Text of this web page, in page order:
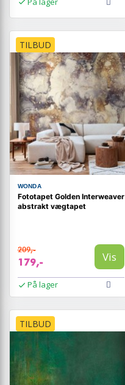
TILBUD
WONDA
Fototapet Golden Interweaver
abstrakt vægtapet
209,-
179,- Vis
På lager
TILBUD